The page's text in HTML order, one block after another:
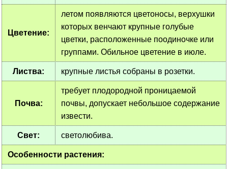
Цветение:
летом появляются цветоносы, верхушки
которых венчают крупные голубые
цветки, расположенные поодиночке или
группами. Обильное цветение в июле.
Листва: крупные листья собраны в розетки.
Почва:
требует плодородной проницаемой
почвы, допускает небольшое содержание
извести.
Свет: светолюбива.
Особенности растения: